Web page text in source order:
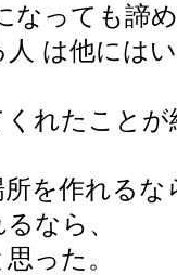
なっても諦
は他には
れたこと
を作れるな
なら、
った。